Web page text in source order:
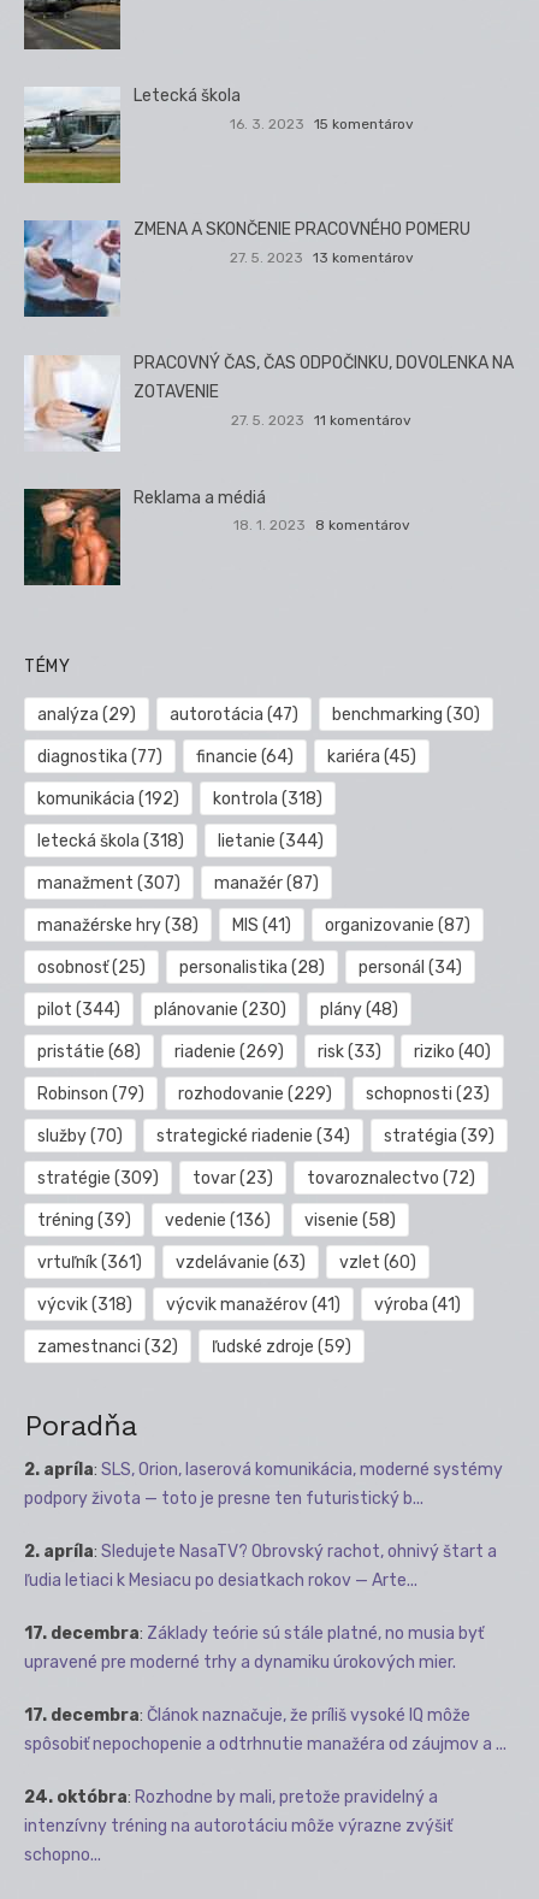
Letecká škola
16. 3. 2023 15 komentárov
ZMENA A SKONČENIE PRACOVNÉHO POMERU
27. 5. 2023 13 komentárov
PRACOVNÝ ČAS, ČAS ODPOČINKU, DOVOLENKA NA
ZOTAVENIE
27. 5. 2023 11 komentárov
Reklama a médiá
18. 1. 2023 8 komentárov
TÉMY
analýza (29) autorotácia (47) benchmarking (30)
diagnostika (77) financie (64) kariéra (45)
komunikácia (192) kontrola (318)
letecká škola (318) lietanie (344)
manažment (307) manažér(87)
manažérske hry(38) MIS (41) organizovanie (87)
osobnosť(25) personalistika (28) personál (34)
pilot (344) plánovanie (230) plány(48)
pristátie (68) riadenie (269) risk(33) riziko (40)
Robinson (79) rozhodovanie (229) schopnosti (23)
služby(70) strategické riadenie (34) stratégia (39)
stratégie (309) tovar(23) tovaroznalectvo (72)
tréning (39) vedenie (136) visenie (58)
vrtuľník(361) vzdelávanie (63) vzlet (60)
výcvik(318) výcvik manažérov(41) výroba (41)
zamestnanci (32) ľudské zdroje (59)
Poradňa
2. apríla: SLS, Orion, laserová komunikácia, moderné systémy
podpory života — toto je presne ten futuristický b...
2. apríla: Sledujete NasaTV? Obrovský rachot, ohnivý štart a
ľudia letiaci k Mesiacu po desiatkach rokov — Arte...
17. decembra: Základy teórie sú stále platné, no musia byť
upravené pre moderné trhy a dynamiku úrokových mier.
17. decembra: Článok naznačuje, že príliš vysoké IQ môže
spôsobiť nepochopenie a odtrhnutie manažéra od záujmov a ...
24. októbra: Rozhodne by mali, pretože pravidelný a
intenzívny tréning na autorotáciu môže výrazne zvýšiť
schopno...